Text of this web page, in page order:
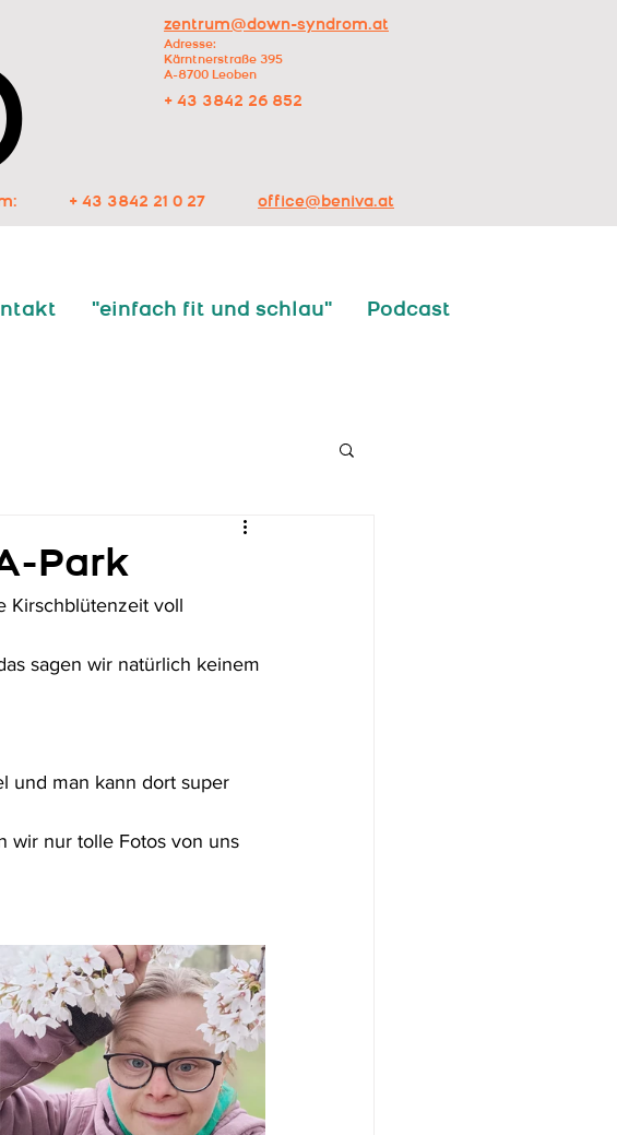
+ 43 3842 26 852
zentrum@down-syndrom.at
Adresse:
Kärntnerstraße 395
A-8700 Leoben
+ 43 3842 21 0 27 office@beniva.at
"einfach fit und schlau" Podcast
Park
Kirschblütenzeit voll
sagen wir natürlich keinem
und man kann dort super
wir nur tolle Fotos von uns